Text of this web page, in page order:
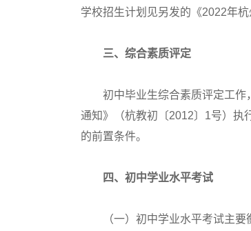
学校招生计划见另发的《2022年
三、综合素质评定
初中毕业生综合素质评定工作
通知》（杭教初〔2012〕1号）执
的前置条件。
四、初中学业水平考试
（一）初中学业水平考试主要